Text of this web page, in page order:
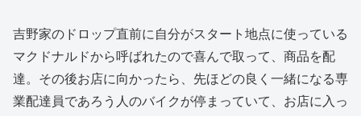
吉野家のドロップ直前に自分がスタート地点に使っている
マクドナルドから呼ばれたので喜んで取って、商品を配
達。その後お店に向かったら、先ほどの良く一緒になる専
業配達員であろう人のバイクが停まっていて、お店に入っ